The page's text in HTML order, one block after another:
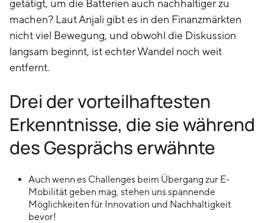
getätigt, um die Batterien auch nachhaltiger zu
machen? Laut Anjali gibt es in den Finanzmärkten
nicht viel Bewegung, und obwohl die Diskussion
langsam beginnt, ist echter Wandel noch weit
entfernt.
Drei der vorteilhaftesten
Erkenntnisse, die sie während
des Gesprächs erwähnte
Auch wenn es Challenges beim Übergang zur E-
Mobilität geben mag, stehen uns spannende
Möglichkeiten für Innovation und Nachhaltigkeit
bevor!